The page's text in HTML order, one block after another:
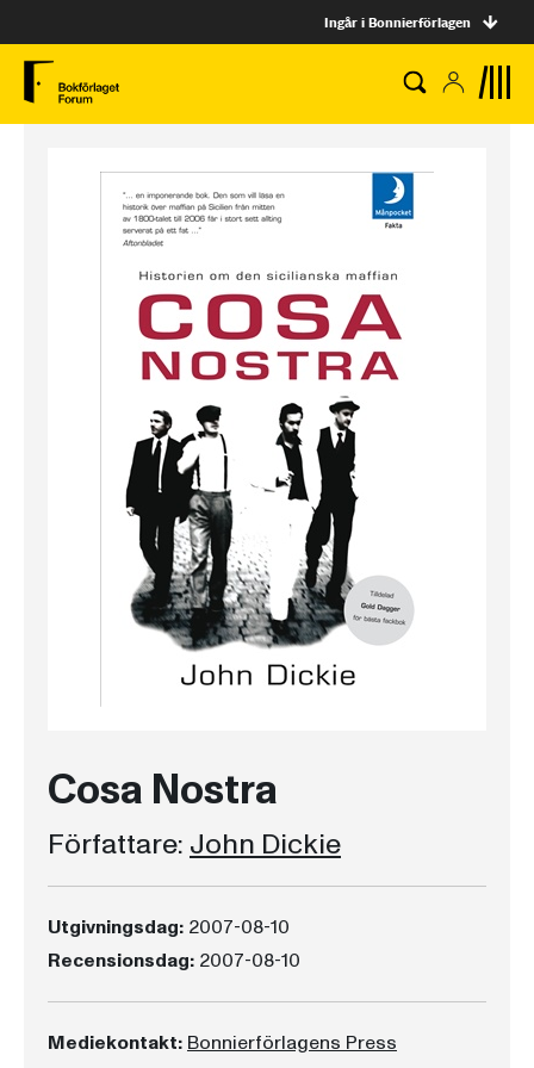
Ingår i Bonnierförlagen
Cosa Nostra
Författare: John Dickie
Utgivningsdag: 2007-08-10
Recensionsdag: 2007-08-10
Mediekontakt: Bonnierförlagens Press